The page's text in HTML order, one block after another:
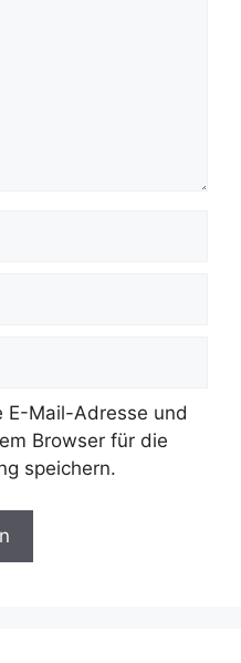
E-Mail-Adresse und
Browser für die
speichern.